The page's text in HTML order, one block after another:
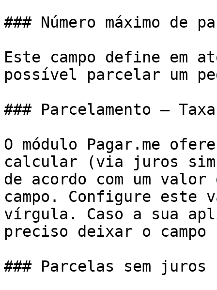
### Número máximo de
Este campo define em
possível parcelar um
### Parcelamento –
O módulo Pagar.me
calcular (via juros
de acordo com um
campo. Configure este
vírgula. Caso a sua
preciso deixar o campo
### Parcelas sem juros